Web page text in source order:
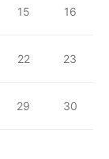
15 16
22 23
29 30